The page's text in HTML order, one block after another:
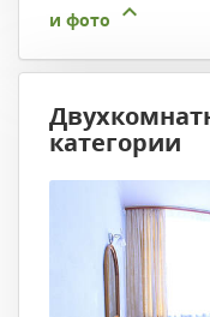
и фото
категории